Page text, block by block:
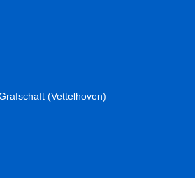
(Vettelhoven)